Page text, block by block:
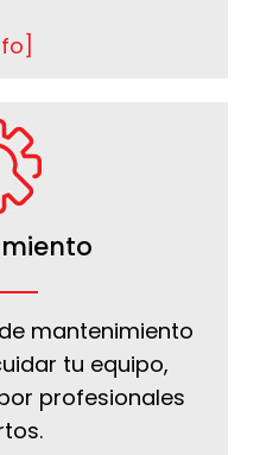
mantenimiento
tu equipo,
profesionales